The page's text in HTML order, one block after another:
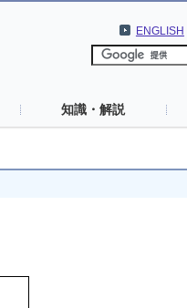
ENGLISH
知識・解説